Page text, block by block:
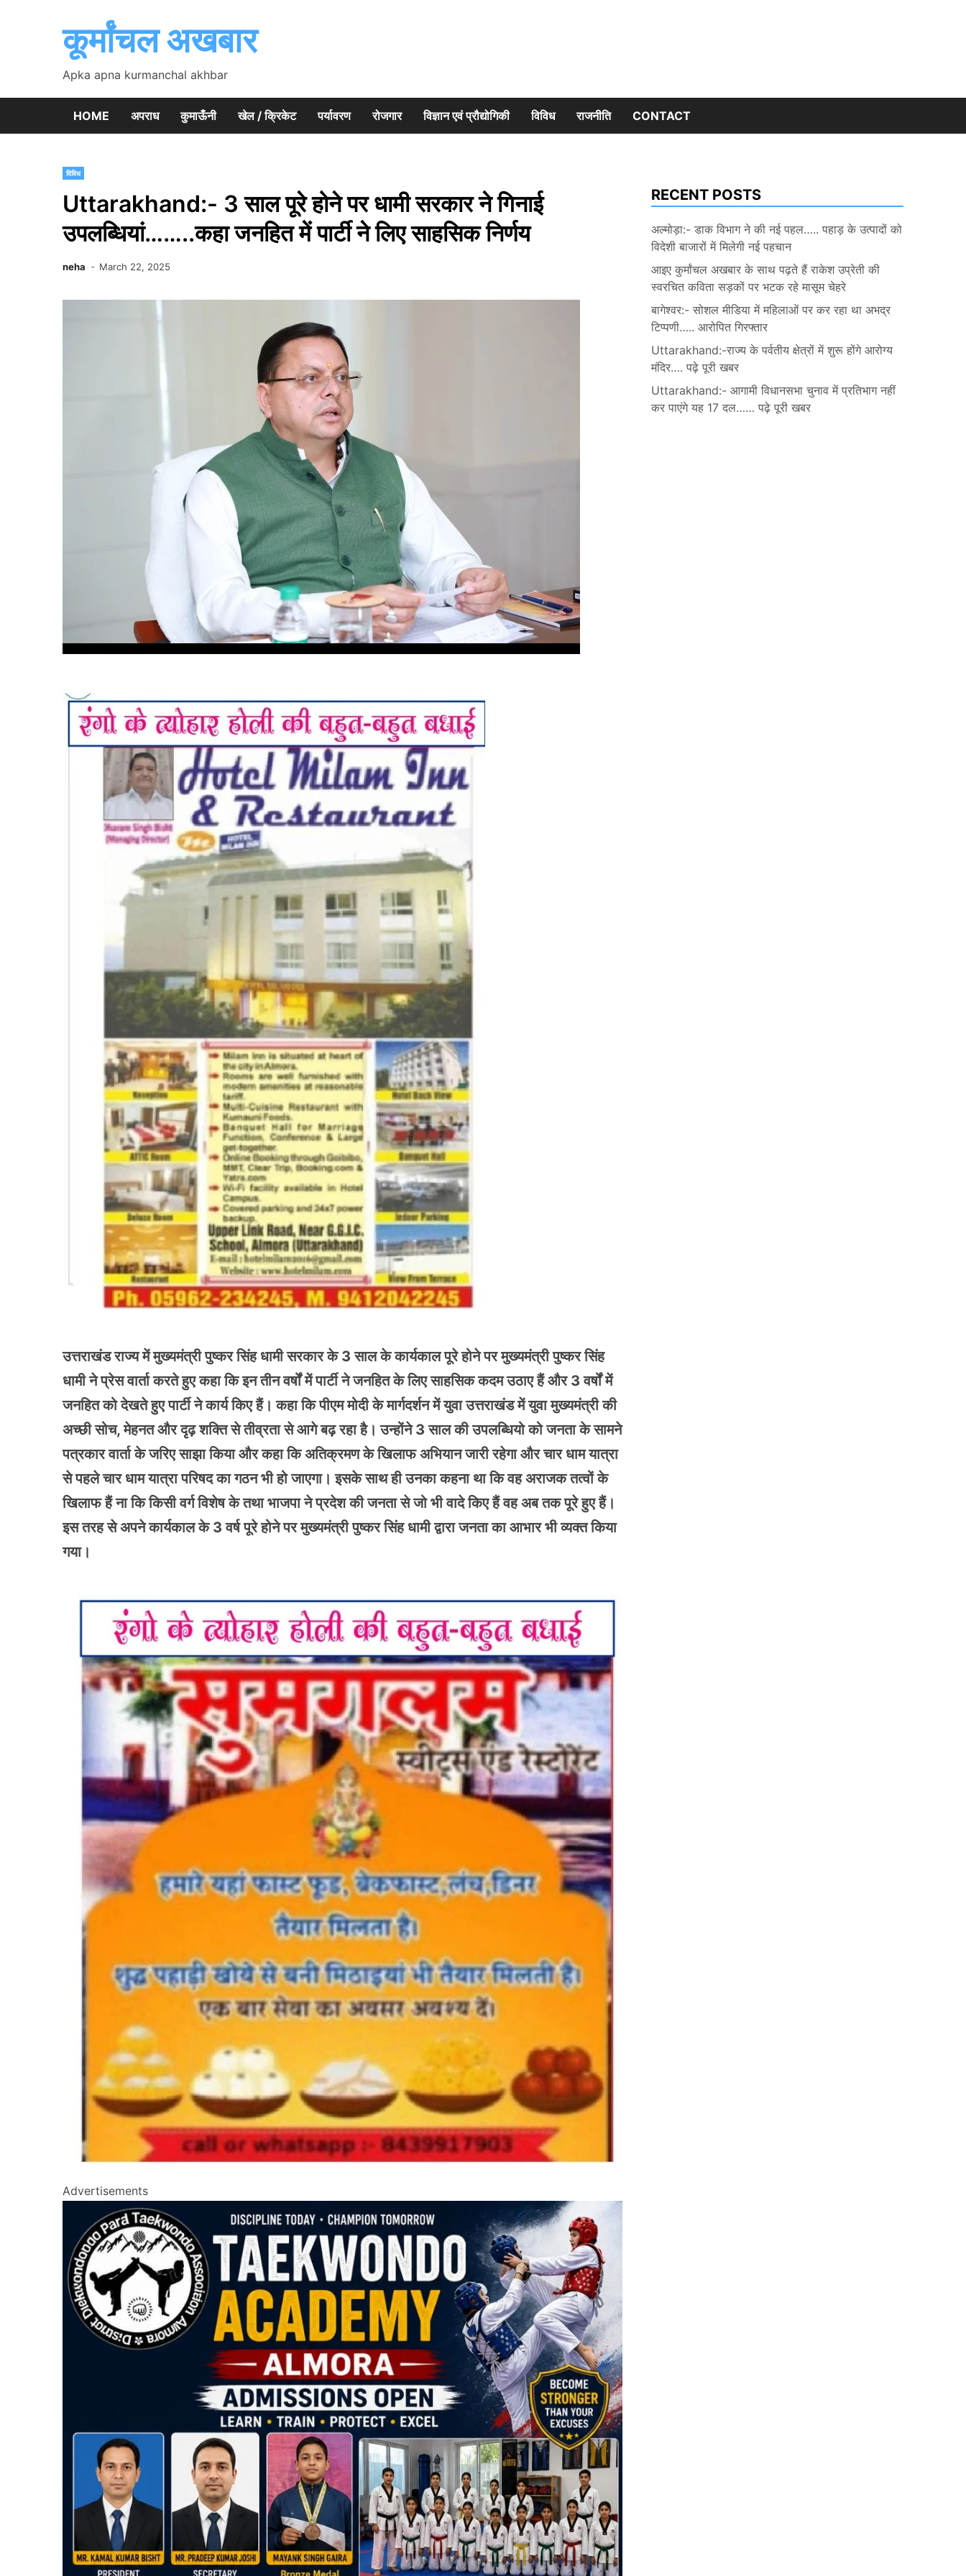
कूर्मांचल अखबार
Apka apna kurmanchal akhbar
HOME अपराध कुमाऊँनी खेल / क्रिकेट पर्यावरण रोजगार विज्ञान एवं प्रौद्योगिकी विविध राजनीति CONTACT
विविध
Uttarakhand:- 3 साल पूरे होने पर धामी सरकार ने गिनाई
उपलब्धियां……..कहा जनहित में पार्टी ने लिए साहसिक निर्णय
neha March 22, 2025
उत्तराखंड राज्य में मुख्यमंत्री पुष्कर सिंह धामी सरकार के 3 साल के कार्यकाल पूरे होने पर मुख्यमंत्री पुष्कर सिंह
धामी ने प्रेस वार्ता करते हुए कहा कि इन तीन वर्षों में पार्टी ने जनहित के लिए साहसिक कदम उठाए हैं और 3 वर्षों में
जनहित को देखते हुए पार्टी ने कार्य किए हैं। कहा कि पीएम मोदी के मार्गदर्शन में युवा उत्तराखंड में युवा मुख्यमंत्री की
अच्छी सोच, मेहनत और दृढ़ शक्ति से तीव्रता से आगे बढ़ रहा है। उन्होंने 3 साल की उपलब्धियो को जनता के सामने
पत्रकार वार्ता के जरिए साझा किया और कहा कि अतिक्रमण के खिलाफ अभियान जारी रहेगा और चार धाम यात्रा
से पहले चार धाम यात्रा परिषद का गठन भी हो जाएगा। इसके साथ ही उनका कहना था कि वह अराजक तत्वों के
खिलाफ हैं ना कि किसी वर्ग विशेष के तथा भाजपा ने प्रदेश की जनता से जो भी वादे किए हैं वह अब तक पूरे हुए हैं।
इस तरह से अपने कार्यकाल के 3 वर्ष पूरे होने पर मुख्यमंत्री पुष्कर सिंह धामी द्वारा जनता का आभार भी व्यक्त किया
गया।
Advertisements
RECENT POSTS
अल्मोड़ा:- डाक विभाग ने की नई पहल….. पहाड़ के उत्पादों को
विदेशी बाजारों में मिलेगी नई पहचान
आइए कुर्मांचल अखबार के साथ पढ़ते हैं राकेश उप्रेती की
स्वरचित कविता सड़कों पर भटक रहे मासूम चेहरे
बागेश्वर:- सोशल मीडिया में महिलाओं पर कर रहा था अभद्र
टिप्पणी….. आरोपित गिरफ्तार
Uttarakhand:-राज्य के पर्वतीय क्षेत्रों में शुरू होंगे आरोग्य
मंदिर…. पढ़े पूरी खबर
Uttarakhand:- आगामी विधानसभा चुनाव में प्रतिभाग नहीं
कर पाएंगे यह 17 दल…… पढ़े पूरी खबर